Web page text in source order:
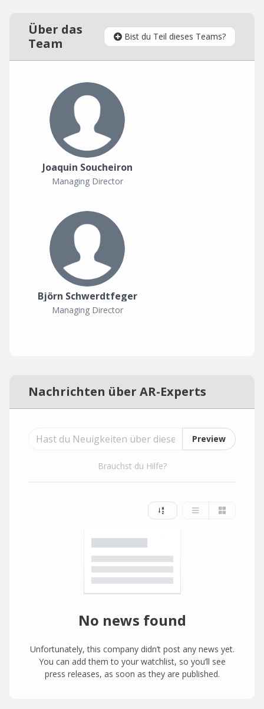
Über das
Team
Bist du Teil dieses Teams?
Joaquin Soucheiron
Managing Director
Björn Schwerdtfeger
Managing Director
Nachrichten über AR-Experts
Preview
Brauchst du Hilfe?
No news found
Unfortunately, this company didn’t post any news yet.
You can add them to your watchlist, so you’ll see
press releases, as soon as they are published.